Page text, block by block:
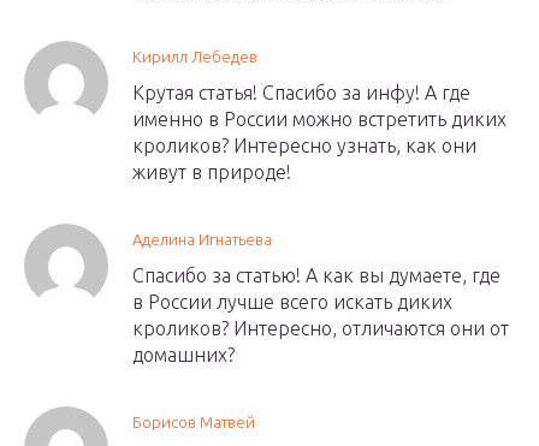
Кирилл Лебедев
Крутая статья! Спасибо за инфу! А где
именно в России можно встретить диких
кроликов? Интересно узнать, как они
живут в природе!
Аделина Игнатьева
Спасибо за статью! А как вы думаете, где
в России лучше всего искать диких
кроликов? Интересно, отличаются они от
домашних?
Борисов Матвей